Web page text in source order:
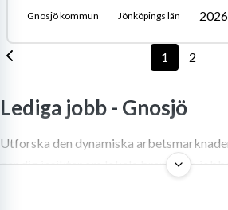
Gnosjö kommun Jönköpings län
1 2
Lediga jobb - Gnosjö
Utforska den dynamiska
ger dig insikter om lokala branscher,